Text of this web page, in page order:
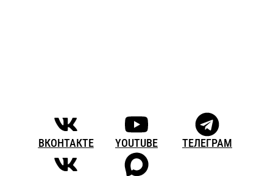
ВКОНТАКТЕ YOUTUBE ТЕЛЕГРАМ